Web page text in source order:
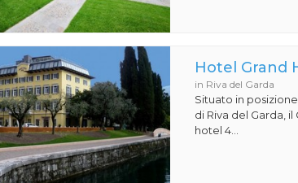
Hotel Grand
in Riva del Garda
Situato in
di Riva del Garda,
hotel 4...